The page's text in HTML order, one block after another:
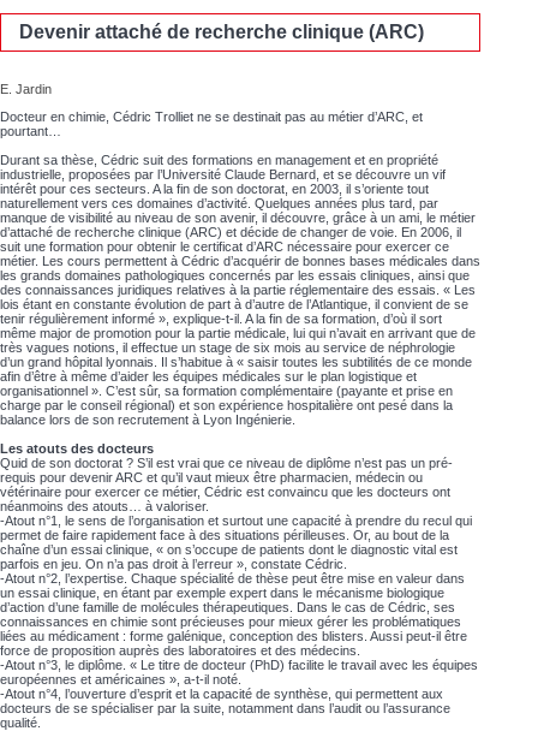
Devenir attaché de recherche clinique (ARC)
E. Jardin
Docteur en chimie, Cédric Trolliet ne se destinait pas au métier d’ARC, et
pourtant…
Durant sa thèse, Cédric suit des formations en management et en propriété
industrielle, proposées par l’Université Claude Bernard, et se découvre un vif
intérêt pour ces secteurs. A la fin de son doctorat, en 2003, il s’oriente tout
naturellement vers ces domaines d’activité. Quelques années plus tard, par
manque de visibilité au niveau de son avenir, il découvre, grâce à un ami, le métier
d’attaché de recherche clinique (ARC) et décide de changer de voie. En 2006, il
suit une formation pour obtenir le certificat d’ARC nécessaire pour exercer ce
métier. Les cours permettent à Cédric d’acquérir de bonnes bases médicales dans
les grands domaines pathologiques concernés par les essais cliniques, ainsi que
des connaissances juridiques relatives à la partie réglementaire des essais. « Les
lois étant en constante évolution de part à d’autre de l’Atlantique, il convient de se
tenir régulièrement informé », explique-t-il. A la fin de sa formation, d’où il sort
même major de promotion pour la partie médicale, lui qui n’avait en arrivant que de
très vagues notions, il effectue un stage de six mois au service de néphrologie
d’un grand hôpital lyonnais. Il s’habitue à « saisir toutes les subtilités de ce monde
afin d’être à même d’aider les équipes médicales sur le plan logistique et
organisationnel ». C’est sûr, sa formation complémentaire (payante et prise en
charge par le conseil régional) et son expérience hospitalière ont pesé dans la
balance lors de son recrutement à Lyon Ingénierie.
Les atouts des docteurs
Quid de son doctorat ? S’il est vrai que ce niveau de diplôme n’est pas un pré-
requis pour devenir ARC et qu’il vaut mieux être pharmacien, médecin ou
vétérinaire pour exercer ce métier, Cédric est convaincu que les docteurs ont
néanmoins des atouts… à valoriser.
-Atout n°1, le sens de l’organisation et surtout une capacité à prendre du recul qui
permet de faire rapidement face à des situations périlleuses. Or, au bout de la
chaîne d’un essai clinique, « on s’occupe de patients dont le diagnostic vital est
parfois en jeu. On n’a pas droit à l’erreur », constate Cédric.
-Atout n°2, l’expertise. Chaque spécialité de thèse peut être mise en valeur dans
un essai clinique, en étant par exemple expert dans le mécanisme biologique
d’action d’une famille de molécules thérapeutiques. Dans le cas de Cédric, ses
connaissances en chimie sont précieuses pour mieux gérer les problématiques
liées au médicament : forme galénique, conception des blisters. Aussi peut-il être
force de proposition auprès des laboratoires et des médecins.
-Atout n°3, le diplôme. « Le titre de docteur (PhD) facilite le travail avec les équipes
européennes et américaines », a-t-il noté.
-Atout n°4, l’ouverture d’esprit et la capacité de synthèse, qui permettent aux
docteurs de se spécialiser par la suite, notamment dans l’audit ou l’assurance
qualité.